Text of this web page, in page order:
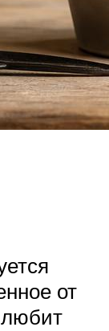
от
любит